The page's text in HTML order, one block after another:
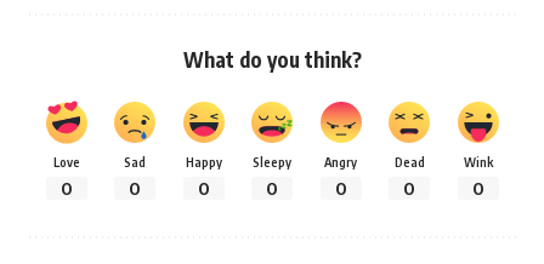
What do you think?
Love
0
Sad
0
Happy
0
Sleepy
0
Angry
0
Dead
0
Wink
0